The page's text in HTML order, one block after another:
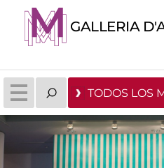
GALLERIA
TODOS LOS